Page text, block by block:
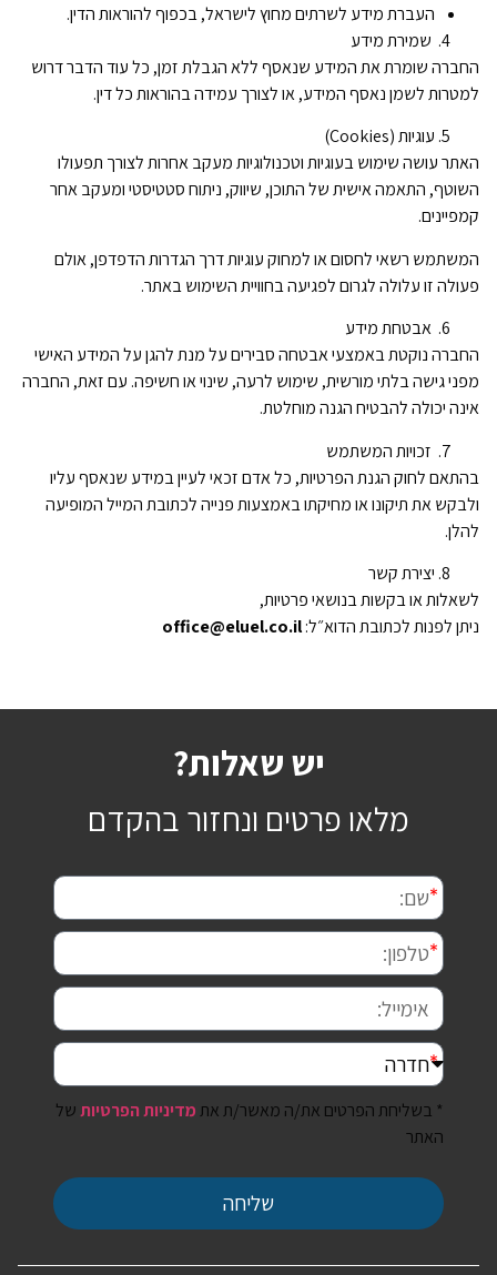
העברת מידע לשרתים מחוץ לישראל, בכפוף להוראות הדין.
שמירת מידע
החברה שומרת את המידע שנאסף ללא הגבלת זמן, כל עוד הדבר דרוש
למטרות לשמן נאסף המידע, או לצורך עמידה בהוראות כל דין.
עוגיות (Cookies)
האתר עושה שימוש בעוגיות וטכנולוגיות מעקב אחרות לצורך תפעולו
השוטף, התאמה אישית של התוכן, שיווק, ניתוח סטטיסטי ומעקב אחר
קמפיינים.
המשתמש רשאי לחסום או למחוק עוגיות דרך הגדרות הדפדפן, אולם
פעולה זו עלולה לגרום לפגיעה בחוויית השימוש באתר.
אבטחת מידע
החברה נוקטת באמצעי אבטחה סבירים על מנת להגן על המידע האישי
מפני גישה בלתי מורשית, שימוש לרעה, שינוי או חשיפה. עם זאת, החברה
אינה יכולה להבטיח הגנה מוחלטת.
זכויות המשתמש
בהתאם לחוק הגנת הפרטיות, כל אדם זכאי לעיין במידע שנאסף עליו
ולבקש את תיקונו או מחיקתו באמצעות פנייה לכתובת המייל המופיעה
להלן.
יצירת קשר
לשאלות או בקשות בנושאי פרטיות,
ניתן לפנות לכתובת הדוא״ל:office@eluel.co.il
יש שאלות?
מלאו פרטים ונחזור בהקדם
* בשליחת הפרטים את/ה מאשר/ת אתמדיניות הפרטיותשל
האתר
שליחה